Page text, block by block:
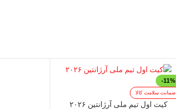
-11%
ضمانت سلامت کالا
کیت اول تیم ملی آرژانتین ۲۰۲۶